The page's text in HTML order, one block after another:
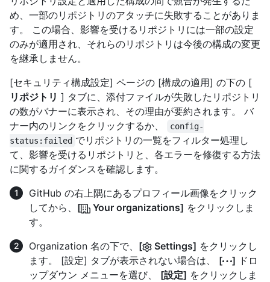
め、一部のリポジトリのアタッチに失敗することがありま
す。 この場合、影響を受けるリポジトリには一部の設定
のみが適用され、それらのリポジトリは今後の構成の変更
を継承しません。
[セキュリティ構成設定] ページの [構成の適用] の下の [
リポジトリ ] タブに、添付ファイルが失敗したリポジトリ
の数がバナーに表示され、その理由が要約されます。 バ
ナー内のリンクをクリックするか、
config-
status:failed でリポジトリの一覧をフィルター処理し
て、影響を受けるリポジトリと、各エラーを修復する方法
に関するガイダンスを確認します。
GitHub の右上隅にあるプロフィール画像をクリック
してから、 [ Your organizations] をクリックしま
す。
Organization 名の下で、 [ Settings] をクリックし
ます。 [設定] タブが表示されない場合は、 [ ] ドロ
ップダウン メニューを選び、 [設定] をクリックしま